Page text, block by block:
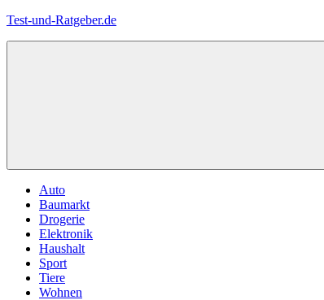
Zum
Test-und-Ratgeber.de
Menü
Auto
Baumarkt
Drogerie
Elektronik
Haushalt
Sport
Tiere
Wohnen